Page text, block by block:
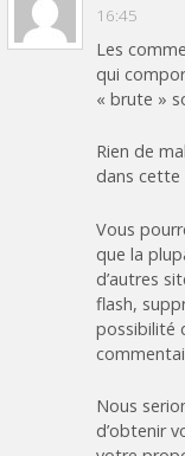
16:45
Les
qui
« brute »
Rien de
dans
Vous
que la
d’autres
flash,
possibilité
Nous
d’obtenir